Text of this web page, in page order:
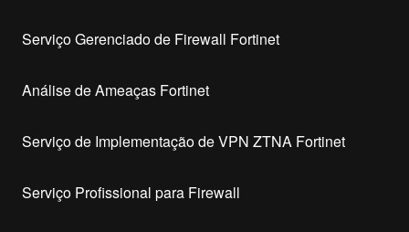
Serviço Gerenciado de Firewall Fortinet
Análise de Ameaças Fortinet
Serviço de Implementação de VPN ZTNA Fortinet
Serviço Profissional para Firewall